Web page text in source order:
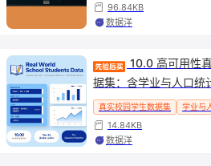
96.84KB
数据洋
10.0 高可用性
据集：含学业与人口统
支持成绩预测 / 可视化
洗，助力教育数据分析
真实校园学生数据集 学业与
14.84KB
数据洋